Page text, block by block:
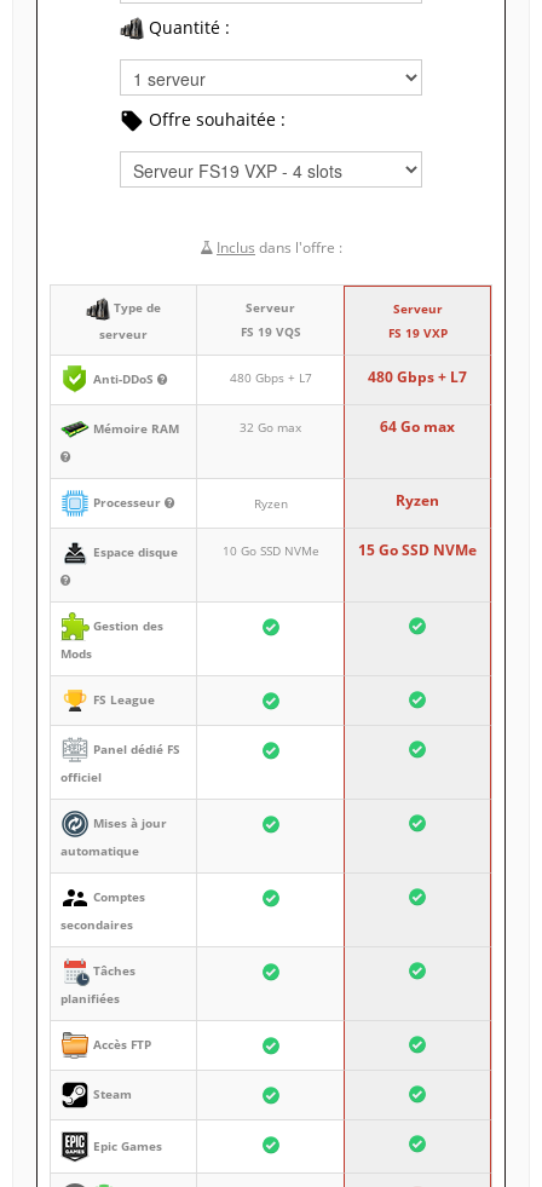
Quantité :
Offre souhaitée :
Inclus dans l'offre :
Type de
serveur
Serveur
FS 19 VQS
Serveur
FS 19 VXP
Anti-DDoS 480 Gbps + L7 480 Gbps + L7
Mémoire RAM 32 Go max 64 Go max
Processeur Ryzen Ryzen
Espace disque 10 Go SSD NVMe 15 Go SSD NVMe
Gestion des
Mods
FS League
Panel dédié FS
officiel
Mises à jour
automatique
Comptes
secondaires
Tâches
planifiées
Accès FTP
Steam
Epic Games